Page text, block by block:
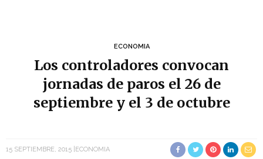
ECONOMIA
Los controladores convocan
jornadas de paros el 26 de
septiembre y el 3 de octubre
15 SEPTIEMBRE, 2015 ECONOMIA